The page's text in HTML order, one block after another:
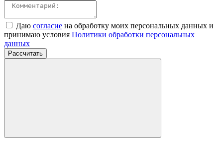
Даю согласие на обработку моих персональных данных и
принимаю условия Политики обработки персональных
данных
Рассчитать